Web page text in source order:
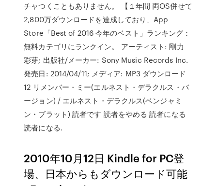
チャつくこともありません。 【１年間 両OS併せて
2,800万ダウンロードを達成しており、App
Store「Best of 2016 今年のベスト」ランキング：
無料カテゴリにランクイン。 アーティスト: 剛力
彩芽; 出版社/メーカー: Sony Music Records Inc.
発売日: 2014/04/11; メディア: MP3 ダウンロード
12 リメンバー・ミー(エルネスト・デラクルス・バ
ージョン) / エルネスト・デラクルス(ベンジャミ
ン・ブラット) 読者です 読者をやめる 読者になる
読者になる.
2010年10月12日 Kindle for PC登
場、日本からもダウンロード可能